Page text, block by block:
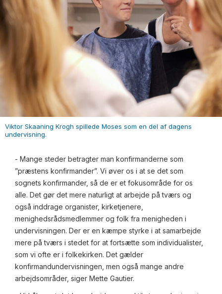
Viktor Skaaning Krogh spillede Moses som en del af dagens
undervisning.
- Mange steder betragter man konfirmanderne som
”præstens konfirmander”. Vi øver os i at se det som
sognets konfirmander, så de er et fokusområde for os
alle. Det gør det mere naturligt at arbejde på tværs og
også inddrage organister, kirketjenere,
menighedsrådsmedlemmer og folk fra menigheden i
undervisningen. Der er en kæmpe styrke i at samarbejde
mere på tværs i stedet for at fortsætte som individualister,
som vi ofte er i folkekirken. Det gælder
konfirmandundervisningen, men også mange andre
arbejdsområder, siger Mette Gautier.